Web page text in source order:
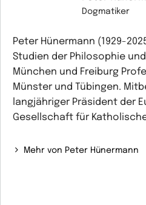
Dogmatiker
Peter Hünermann (1929-
Studien der Philosophie
München und Freiburg
Münster und Tübingen.
langjähriger Präsident der
Gesellschaft für
Mehr von Peter Hünermann